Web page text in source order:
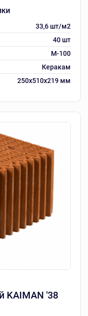
33,6 шт/м2
40 шт
M-100
Керакам
250x510x219 мм
KAIMAN '38